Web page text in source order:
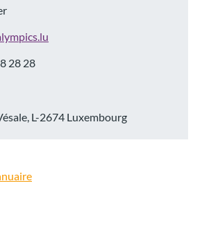
28 28
L-2674 Luxembourg